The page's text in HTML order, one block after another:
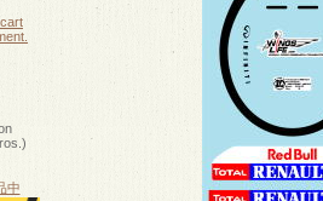
中